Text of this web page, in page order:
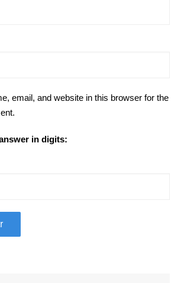
email, and website in this browser for the
in digits: